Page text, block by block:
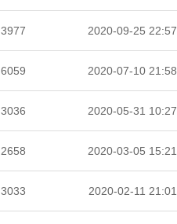
3977 2020-09-25 22:57
6059 2020-07-10 21:58
3036 2020-05-31 10:27
2658 2020-03-05 15:21
3033 2020-02-11 21:01